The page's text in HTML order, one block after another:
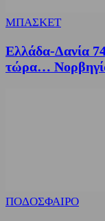
ΜΠΑΣΚΕΤ
Ελλάδα-Δανία
τώρα…
ΠΟΔΟΣΦΑΙΡΟ